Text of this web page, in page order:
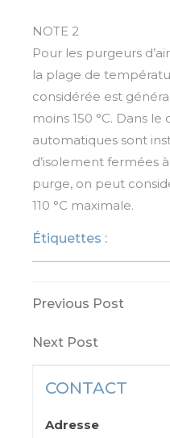
NOTE 2
Pour les purgeurs
la plage de
considérée est
moins 150 °C. Dans
automatiques sont
d’isolement fermées
purge, on peut
110 °C maximale.
Étiquettes :
Navigation
de
Previous
Previous Post
Next
Next Post
CONTACT
Adresse